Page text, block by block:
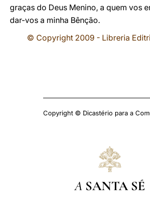
graças do Deus Menino, a quem vos
dar-vos a minha Bênção.
© Copyright 2009 - Libreria
Copyright © Dicastério para a
A SANTA SÉ